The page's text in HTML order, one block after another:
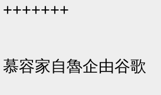
+++++++
慕容家自魯企由谷歌